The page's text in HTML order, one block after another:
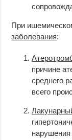
При
заболевания:
причине
среднего
всего
нарушения